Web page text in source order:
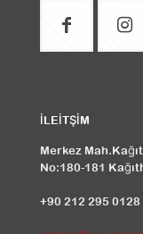
İLEİTŞİM
Merkez
No:180-181
+90 212 295 0128